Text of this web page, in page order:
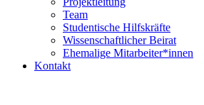
Team
Studentische Hilfskräfte
Wissenschaftlicher Beirat
Ehemalige Mitarbeiter*innen
Kontakt